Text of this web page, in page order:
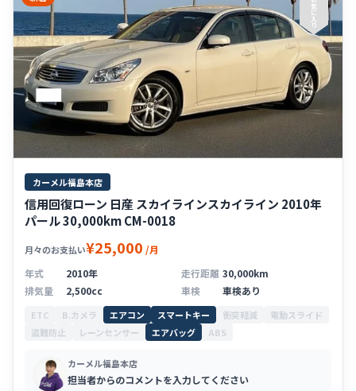
気
に
入
り
カーメル福島本店
信用回復ローン 日産 スカイラインスカイライン 2010年
パール 30,000km CM-0018
月々のお支払い¥25,000 /月
年式
2010年 走行距離 30,000km
排気量
2,500cc 車検 車検あり
ETC B.カメラ エアコン スマートキー 衝突軽減
電動スライド
盗難防止
レーンセンサー エアバッグ ABS
カーメル福島本店
担当者からのコメントを入力してください